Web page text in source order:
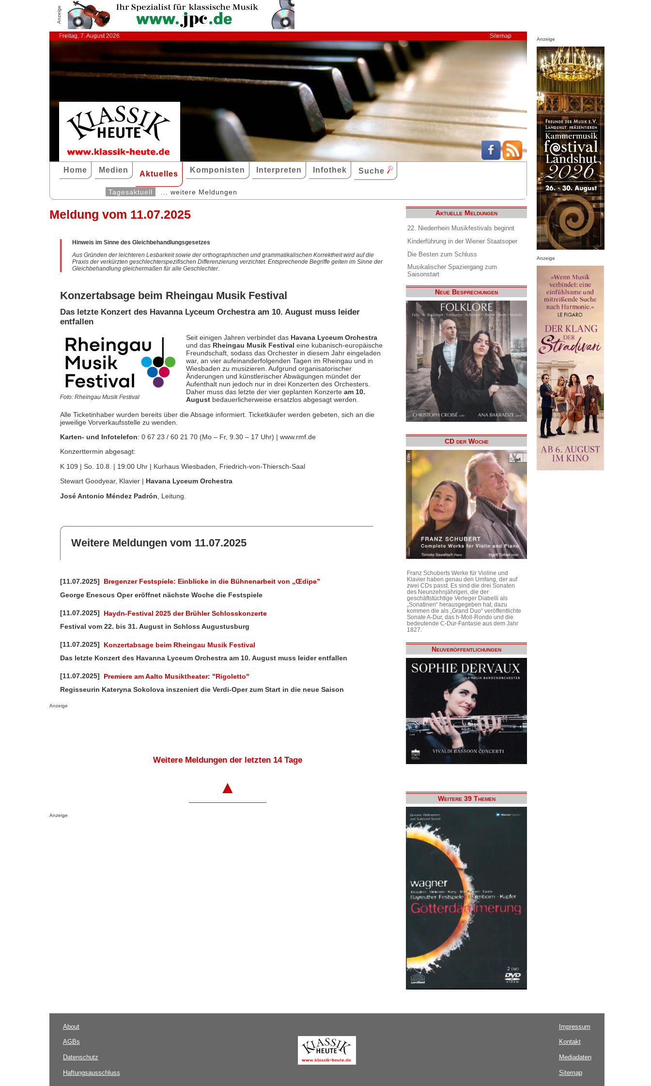
Anzeige
Freitag, 7. August 2026 Sitemap
Home Medien Aktuelles Komponisten Interpreten Infothek Suche
Tagesaktuell ... weitere Meldungen
Meldung vom 11.07.2025
Hinweis im Sinne des Gleichbehandlungsgesetzes
Aus Gründen der leichteren Lesbarkeit sowie der orthographischen und grammatikalischen Korrektheit wird auf die
Praxis der verkürzten geschlechterspezifischen Differenzierung verzichtet. Entsprechende Begriffe gelten im Sinne der
Gleichbehandlung gleichermaßen für alle Geschlechter.
Konzertabsage beim Rheingau Musik Festival
Das letzte Konzert des Havanna Lyceum Orchestra am 10. August muss leider
entfallen
Foto: Rheingau Musik Festival
Seit einigen Jahren verbindet das Havana Lyceum Orchestra
und das Rheingau Musik Festival eine kubanisch-europäische
Freundschaft, sodass das Orchester in diesem Jahr eingeladen
war, an vier aufeinanderfolgenden Tagen im Rheingau und in
Wiesbaden zu musizieren. Aufgrund organisatorischer
Änderungen und künstlerischer Abwägungen mündet der
Aufenthalt nun jedoch nur in drei Konzerten des Orchesters.
Daher muss das letzte der vier geplanten Konzerte am 10.
Augustbedauerlicherweise ersatzlos abgesagt werden.
Alle Ticketinhaber wurden bereits über die Absage informiert. Ticketkäufer werden gebeten, sich an die
jeweilige Vorverkaufsstelle zu wenden.
Karten- und Infotelefon: 0 67 23 / 60 21 70 (Mo – Fr, 9.30 – 17 Uhr) | www.rmf.de
Konzerttermin abgesagt:
K 109 | So. 10.8. | 19:00 Uhr | Kurhaus Wiesbaden, Friedrich-von-Thiersch-Saal
Stewart Goodyear, Klavier | Havana Lyceum Orchestra
José Antonio Méndez Padrón , Leitung.
Weitere Meldungen vom 11.07.2025
[11.07.2025]
Bregenzer Festspiele: Einblicke in die Bühnenarbeit von „Œdipe”
George Enescus Oper eröffnet nächste Woche die Festspiele
[11.07.2025]
Haydn-Festival 2025 der Brühler Schlosskonzerte
Festival vom 22. bis 31. August in Schloss Augustusburg
[11.07.2025]
Konzertabsage beim Rheingau Musik Festival
Das letzte Konzert des Havanna Lyceum Orchestra am 10. August muss leider entfallen
[11.07.2025]
Premiere am Aalto Musiktheater: "Rigoletto"
Regisseurin Kateryna Sokolova inszeniert die Verdi-Oper zum Start in die neue Saison
Anzeige
Weitere Meldungen der letzten 14 Tage
▲
Anzeige
Aktuelle Meldungen
22. Niederrhein Musikfestivals beginnt
Kinderführung in der Wiener Staatsoper
Die Besten zum Schluss
Musikalischer Spaziergang zum
Saisonstart
Neue Besprechungen
CD der Woche
Franz Schuberts Werke für Violine und
Klavier haben genau den Umfang, der auf
zwei CDs passt. Es sind die drei Sonaten
des Neunzehnjährigen, die der
geschäftstüchtige Verleger Diabelli als
„Sonatinen“ herausgegeben hat, dazu
kommen die als „Grand Duo“ veröffentlichte
Sonate A-Dur, das h-Moll-Rondo und die
bedeutende C-Dur-Fantasie aus dem Jahr
1827.
Neuveröffentlichungen
Weitere 39 Themen
Anzeige
Anzeige
About
AGBs
Datenschutz
Haftungsausschluss
Impressum
Kontakt
Mediadaten
Sitemap